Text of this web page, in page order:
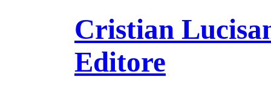
Cristian
Editore